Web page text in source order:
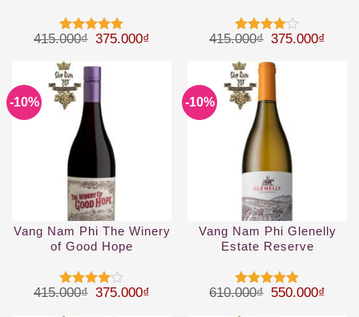
Được xếp
sao
415.000₫ Giá gốc là: 415.000₫.
375.000₫ Giá hiện tại là: 375.000₫.
Được
45 sao
415.000₫ Giá gốc là:
375.000₫
-10%
Vang Nam Phi The Winery
of Good Hope
Được
415.000₫ Giá gốc là: 415.000₫.
375.000₫ Giá hiện tại là: 375.000₫.
-10%
Vang Nam Phi Glenelly
Estate Reserve
Được xếp
610.000₫ Giá gốc là:
550.000₫